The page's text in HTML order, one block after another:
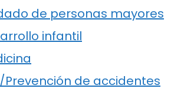
de personas mayores
infantil
de accidentes